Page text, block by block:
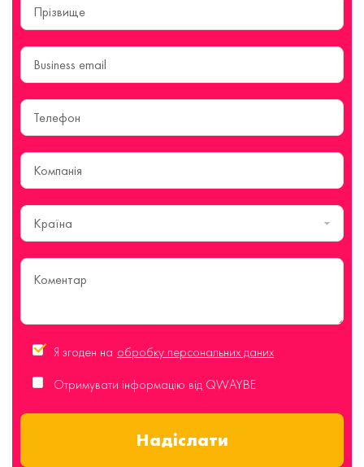
Країна
Я згоден на обробку персональних даних
Отримувати інформацію від QWAYBE
Надіслати